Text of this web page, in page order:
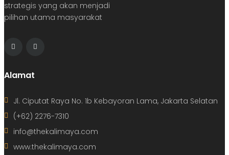
strategis yang akan menjadi
pilihan utama masyarakat
Alamat
Jl. Ciputat Raya No. 1b Kebayoran Lama, Jakarta Selatan
(+62) 2276-7310
info@thekalimaya.com
www.thekalimaya.com